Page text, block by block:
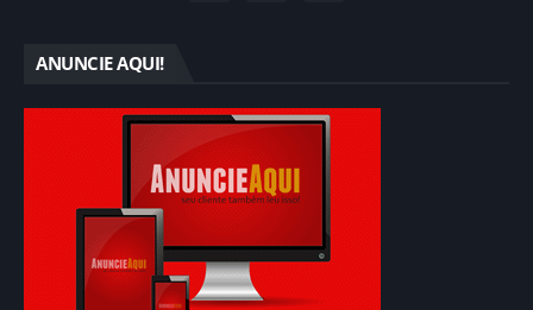
ANUNCIE AQUI!